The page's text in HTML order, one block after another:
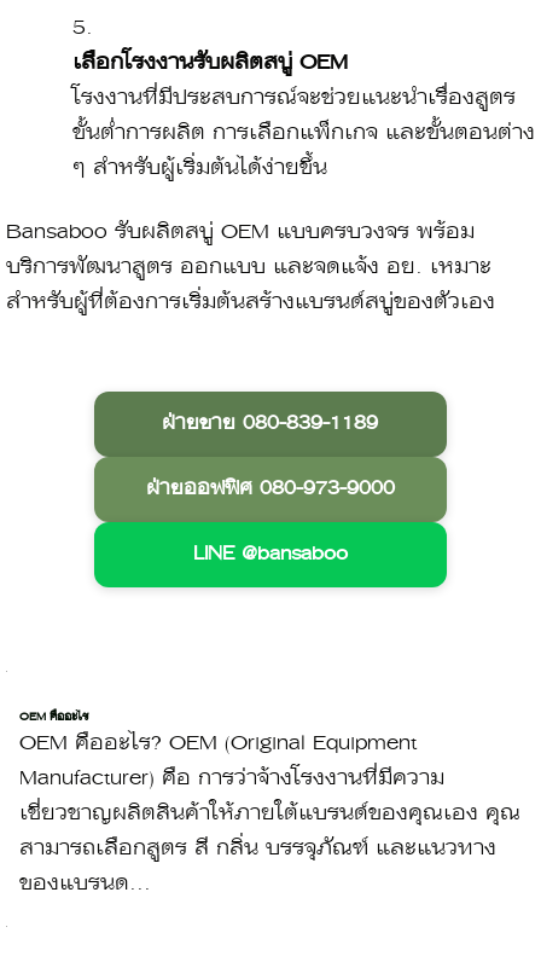
เลือกโรงงานรับผลิตสบู่ OEM
โรงงานที่มีประสบการณ์จะช่วยแนะนำเรื่องสูตร
ขั้นต่ำการผลิต การเลือกแพ็กเกจ และขั้นตอนต่าง
ๆ สำหรับผู้เริ่มต้นได้ง่ายขึ้น
Bansaboo รับผลิตสบู่ OEM แบบครบวงจร พร้อม
บริการพัฒนาสูตร ออกแบบ และจดแจ้ง อย. เหมาะ
สำหรับผู้ที่ต้องการเริ่มต้นสร้างแบรนด์สบู่ของตัวเอง
ฝ่ายขาย 080-839-1189
ฝ่ายออฟฟิศ 080-973-9000
LINE @bansaboo
OEM คืออะไร
OEM คืออะไร? OEM (Original Equipment
Manufacturer) คือ การว่าจ้างโรงงานที่มีความ
เชี่ยวชาญผลิตสินค้าให้ภายใต้แบรนด์ของคุณเอง คุณ
สามารถเลือกสูตร สี กลิ่น บรรจุภัณฑ์ และแนวทาง
ของแบรนด...